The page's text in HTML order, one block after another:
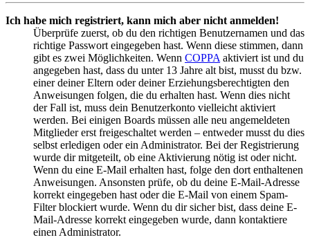
Ich habe mich registriert, kann mich aber nicht anmelden!
Überprüfe zuerst, ob du den richtigen Benutzernamen und das
richtige Passwort eingegeben hast. Wenn diese stimmen, dann
gibt es zwei Möglichkeiten. Wenn COPPA aktiviert ist und du
angegeben hast, dass du unter 13 Jahre alt bist, musst du bzw.
einer deiner Eltern oder deiner Erziehungsberechtigten den
Anweisungen folgen, die du erhalten hast. Wenn dies nicht
der Fall ist, muss dein Benutzerkonto vielleicht aktiviert
werden. Bei einigen Boards müssen alle neu angemeldeten
Mitglieder erst freigeschaltet werden – entweder musst du dies
selbst erledigen oder ein Administrator. Bei der Registrierung
wurde dir mitgeteilt, ob eine Aktivierung nötig ist oder nicht.
Wenn du eine E-Mail erhalten hast, folge den dort enthaltenen
Anweisungen. Ansonsten prüfe, ob du deine E-Mail-Adresse
korrekt eingegeben hast oder die E-Mail von einem Spam-
Filter blockiert wurde. Wenn du dir sicher bist, dass deine E-
Mail-Adresse korrekt eingegeben wurde, dann kontaktiere
einen Administrator.